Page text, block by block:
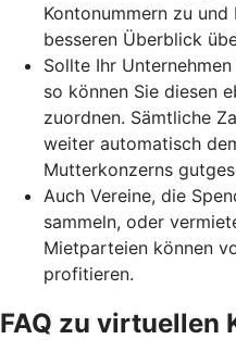
Kontonummern zu
besseren Überblick
Sollte Ihr
so können Sie diesen
zuordnen. Sämtliche
weiter automatisch
Mutterkonzerns
Auch Vereine, die
sammeln, oder
Mietparteien können
profitieren.
FAQ zu virtuellen